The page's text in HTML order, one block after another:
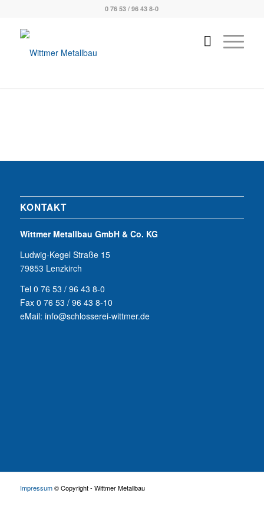
0 76 53 / 96 43 8-0
KONTAKT
Wittmer Metallbau GmbH & Co. KG
Ludwig-Kegel Straße 15
79853 Lenzkirch
Tel 0 76 53 / 96 43 8-0
Fax 0 76 53 / 96 43 8-10
eMail: info@schlosserei-wittmer.de
Impressum© Copyright - Wittmer Metallbau